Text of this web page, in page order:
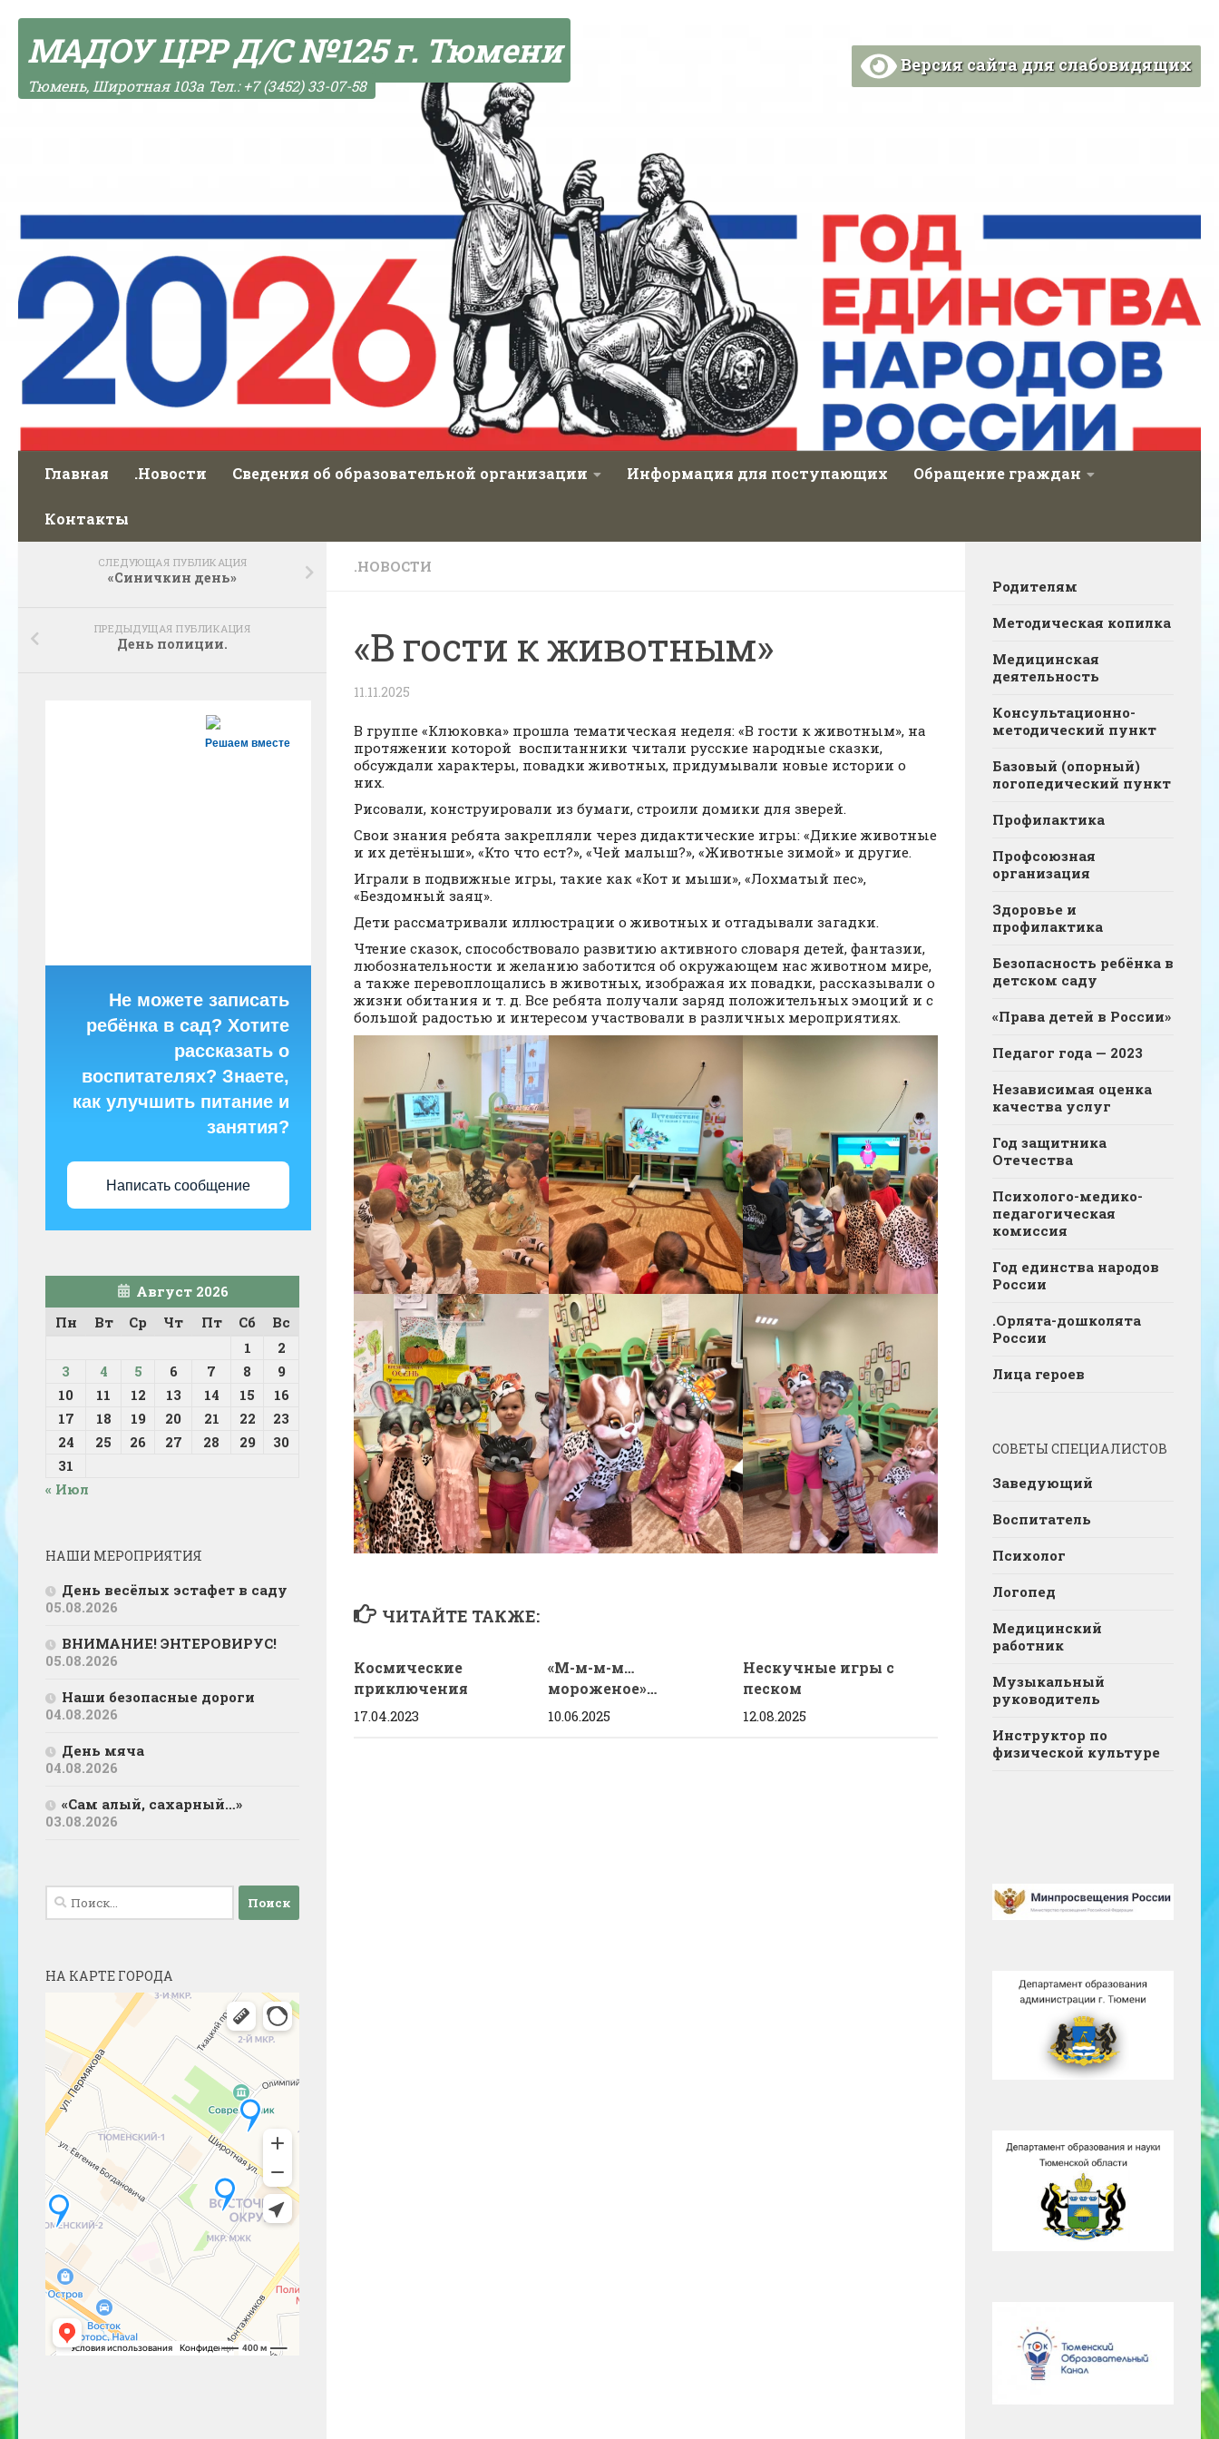
МАДОУ ЦРР Д/С №125 г. Тюмени
Тюмень, Широтная 103а Тел.: +7 (3452) 33-07-58
Версия сайта для слабовидящих
Главная .Новости Сведения об образовательной организации Информация для поступающих Обращение граждан
Контакты
.НОВОСТИ
«В гости к животным»
11.11.2025
В группе «Клюковка» прошла тематическая неделя: «В гости к животным», на
протяжении которой воспитанники читали русские народные сказки,
обсуждали характеры, повадки животных, придумывали новые истории о
них.
Рисовали, конструировали из бумаги, строили домики для зверей.
Свои знания ребята закрепляли через дидактические игры: «Дикие животные
и их детёныши», «Кто что ест?», «Чей малыш?», «Животные зимой» и другие.
Играли в подвижные игры, такие как «Кот и мыши», «Лохматый пес»,
«Бездомный заяц».
Дети рассматривали иллюстрации о животных и отгадывали загадки.
Чтение сказок, способствовало развитию активного словаря детей, фантазии,
любознательности и желанию заботится об окружающем нас животном мире,
а также перевоплощались в животных, изображая их повадки, рассказывали о
жизни обитания и т. д. Все ребята получали заряд положительных эмоций и с
большой радостью и интересом участвовали в различных мероприятиях.
ЧИТАЙТЕ ТАКЖЕ:
Космические
приключения
17.04.2023
«М-м-м-м…
мороженое»…
10.06.2025
Нескучные игры с
песком
12.08.2025
СЛЕДУЮЩАЯ ПУБЛИКАЦИЯ
«Синичкин день»
ПРЕДЫДУЩАЯ ПУБЛИКАЦИЯ
День полиции.
Решаем вместе
Не можете записать
ребёнка в сад? Хотите
рассказать о
воспитателях? Знаете,
как улучшить питание и
занятия?
Написать сообщение
Август 2026
Пн
Вт Ср Чт Пт Сб
Вс
1
2
3
4 5 6 7 8
9
10
11 12 13 14 15
16
17
18 19 20 21 22
23
24
25 26 27 28 29
30
31
« Июл
НАШИ МЕРОПРИЯТИЯ
День весёлых эстафет в саду
05.08.2026
ВНИМАНИЕ! ЭНТЕРОВИРУС!
05.08.2026
Наши безопасные дороги
04.08.2026
День мяча
04.08.2026
«Сам алый, сахарный…»
03.08.2026
Найти:
НА КАРТЕ ГОРОДА
Родителям
Методическая копилка
Медицинская
деятельность
Консультационно-
методический пункт
Базовый (опорный)
логопедический пункт
Профилактика
Профсоюзная
организация
Здоровье и
профилактика
Безопасность ребёнка в
детском саду
«Права детей в России»
Педагог года — 2023
Независимая оценка
качества услуг
Год защитника
Отечества
Психолого-медико-
педагогическая
комиссия
Год единства народов
России
.Орлята-дошколята
России
Лица героев
СОВЕТЫ СПЕЦИАЛИСТОВ
Заведующий
Воспитатель
Психолог
Логопед
Медицинский
работник
Музыкальный
руководитель
Инструктор по
физической культуре